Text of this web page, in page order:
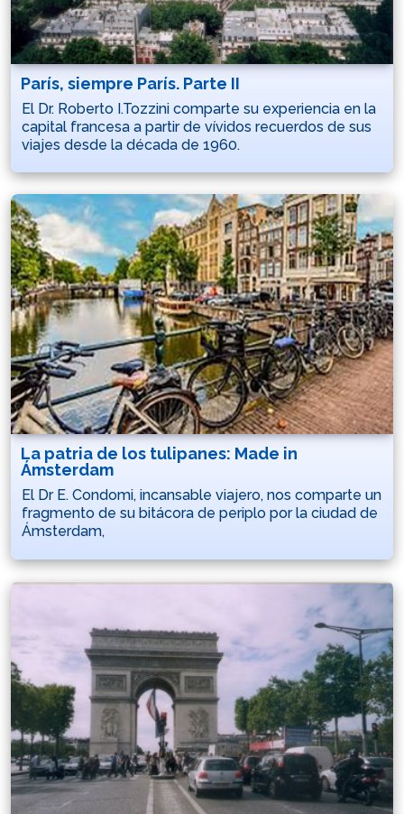
París, siempre París. Parte II
El Dr. Roberto I.Tozzini comparte su experiencia en la
capital francesa a partir de vívidos recuerdos de sus
viajes desde la década de 1960.
La patria de los tulipanes: Made in
Ámsterdam
El Dr E. Condomi, incansable viajero, nos comparte un
fragmento de su bitácora de periplo por la ciudad de
Ámsterdam,